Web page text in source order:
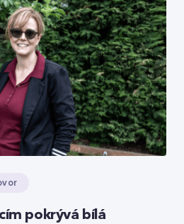
pokrývá bílá